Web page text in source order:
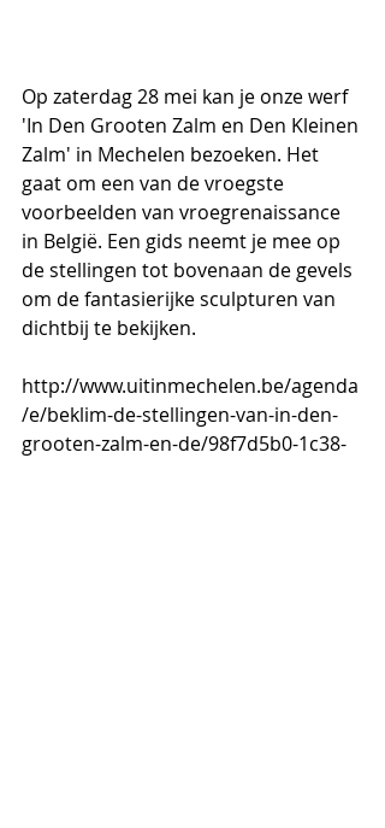
Op zaterdag 28 mei kan je onze werf
'In Den Grooten Zalm en Den Kleinen
Zalm' in Mechelen bezoeken. Het
gaat om een van de vroegste
voorbeelden van vroegrenaissance
in België. Een gids neemt je mee op
de stellingen tot bovenaan de gevels
om de fantasierijke sculpturen van
dichtbij te bekijken.
http://www.uitinmechelen.be/agenda
/e/beklim-de-stellingen-van-in-den-
grooten-zalm-en-de/98f7d5b0-1c38-